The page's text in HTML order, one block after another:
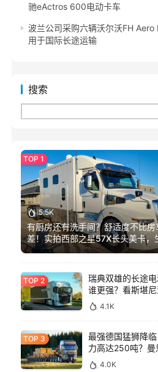
驰eActros 600电动卡车
波兰公司采购六辆沃尔沃FH Aero
用于国际长途运输
搜索
5.5K
有厨房还有洗手间？舒适度不比房
差！实拍西部之星57X长头美卡，
加长这么多？
瑞典双雄的长途
谁更强？看斯堪
与沃尔沃FH Aero
同台竞技！
4.1K
最强德国猛狮降
力高达250吨？曼
TGX大件牵引车深
4.0K